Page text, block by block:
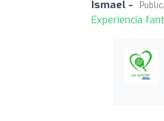
Ismael -
Experiencia